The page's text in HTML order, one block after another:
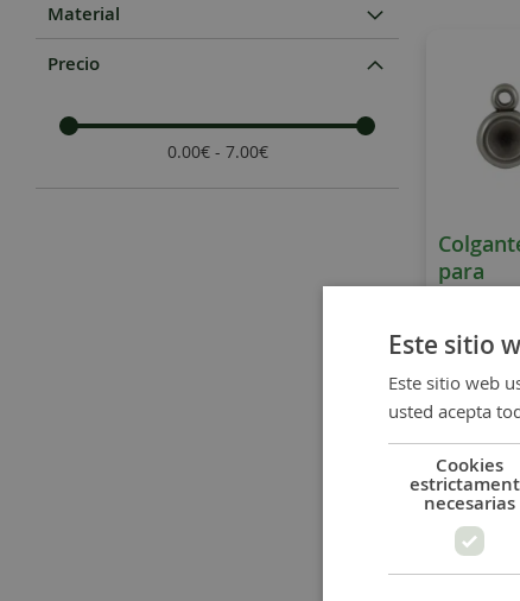
Material
Precio
0.00€ - 7.00€
para
1,20 €
Este sitio
Este sitio web
usted acepta
Cookies
necesarias